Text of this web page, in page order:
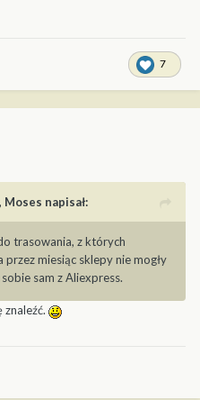
7
Moses napisał:
trasowania, z których
miesiąc sklepy nie mogły
sam z Aliexpress.
znaleźć.